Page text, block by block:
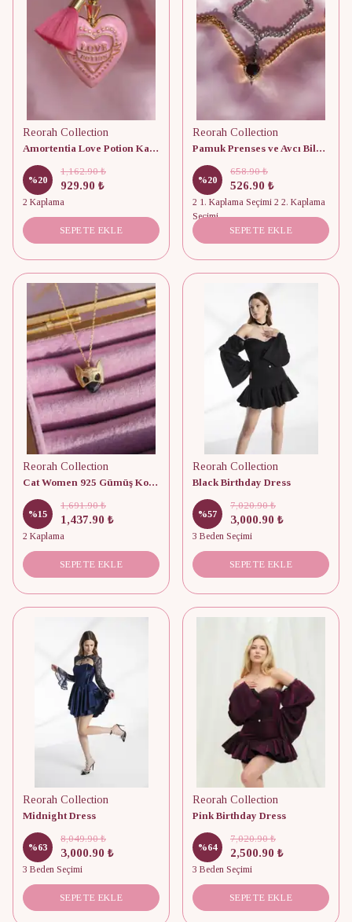
Reorah Collection
Amortentia Love Potion Kalp Kolye - Harry Potter
%20
1,162.90 ₺
929.90 ₺
2 Kaplama
SEPETE EKLE
Reorah Collection
Pamuk Prenses ve Avcı Bileklik (Çift)
%20
658.90 ₺
526.90 ₺
2 1. Kaplama Seçimi 2 2. Kaplama
Seçimi
SEPETE EKLE
Reorah Collection
Cat Women 925 Gümüş Kolye
%15
1,691.90 ₺
1,437.90 ₺
2 Kaplama
SEPETE EKLE
Reorah Collection
Black Birthday Dress
%57
7,020.90 ₺
3,000.90 ₺
3 Beden Seçimi
SEPETE EKLE
Reorah Collection
Midnight Dress
%63
8,049.90 ₺
3,000.90 ₺
3 Beden Seçimi
SEPETE EKLE
Reorah Collection
Pink Birthday Dress
%64
7,020.90 ₺
2,500.90 ₺
3 Beden Seçimi
SEPETE EKLE